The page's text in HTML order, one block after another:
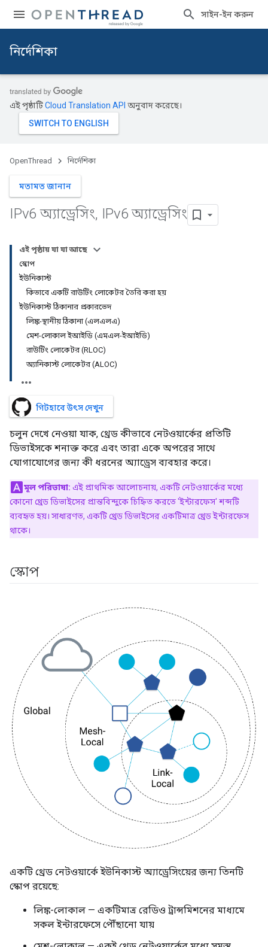
সাইন-ইন করুন
নির্দেশিকা
এই পৃষ্ঠাটিCloud Translation API অনুবাদ করেছে।
OpenThread নির্দেশিকা
মতামত জানান
IPv6 অ্যাড্রেসিং, IPv6 অ্যাড্রেসিং
এই পৃষ্ঠায় যা যা আছে
স্কোপ
ইউনিকাস্ট
কিভাবে একটি রাউটিং লোকেটর তৈরি করা হয়
ইউনিকাস্ট ঠিকানার প্রকারভেদ
লিঙ্ক-স্থানীয় ঠিকানা (এলএলএ)
মেশ-লোকাল ইআইডি (এমএল-ইআইডি)
রাউটিং লোকেটর (RLOC)
অ্যানিকাস্ট লোকেটর (ALOC)
গিটহাবে উৎস দেখুন
চলুন দেখে নেওয়া যাক, থ্রেড কীভাবে নেটওয়ার্কের প্রতিটি
ডিভাইসকে শনাক্ত করে এবং তারা একে অপরের সাথে
যোগাযোগের জন্য কী ধরনের অ্যাড্রেস ব্যবহার করে।
মূল পরিভাষা: এই প্রাথমিক আলোচনায়, একটি নেটওয়ার্কের মধ্যে
কোনো থ্রেড ডিভাইসের প্রান্তবিন্দুকে চিহ্নিত করতে 'ইন্টারফেস' শব্দটি
ব্যবহৃত হয়। সাধারণত, একটি থ্রেড ডিভাইসের একটিমাত্র থ্রেড ইন্টারফেস
থাকে।
স্কোপ
একটি থ্রেড নেটওয়ার্কে ইউনিকাস্ট অ্যাড্রেসিংয়ের জন্য তিনটি
স্কোপ রয়েছে:
লিঙ্ক-লোকাল — একটিমাত্র রেডিও ট্রান্সমিশনের মাধ্যমে
সকল ইন্টারফেসে পৌঁছানো যায়